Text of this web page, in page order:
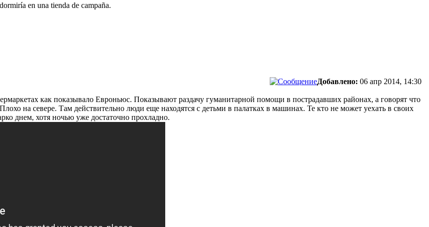
en una tienda de campaña.
Добавлено: 06 апр 2014, 14:30
как показывало Евроньюс. Показывают раздачу гуманитарной помощи в пострадавших районах, а говорят что
на севере. Там действительно люди еще находятся с детьми в палатках в машинах. Те кто не может уехать в своих
днем, хотя ночью уже достаточно прохладно.